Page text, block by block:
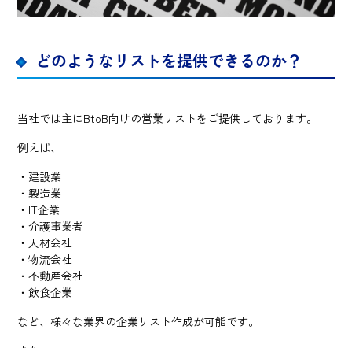
どのようなリストを提供できるのか？
当社では主にBtoB向けの営業リストをご提供しております。
例えば、
・建設業
・製造業
・IT企業
・介護事業者
・人材会社
・物流会社
・不動産会社
・飲食企業
など、様々な業界の企業リスト作成が可能です。